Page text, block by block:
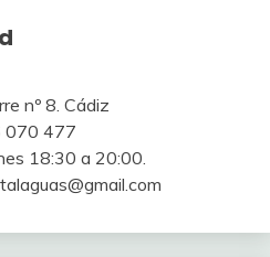
nº 8. Cádiz
070 477
18:30 a 20:00.